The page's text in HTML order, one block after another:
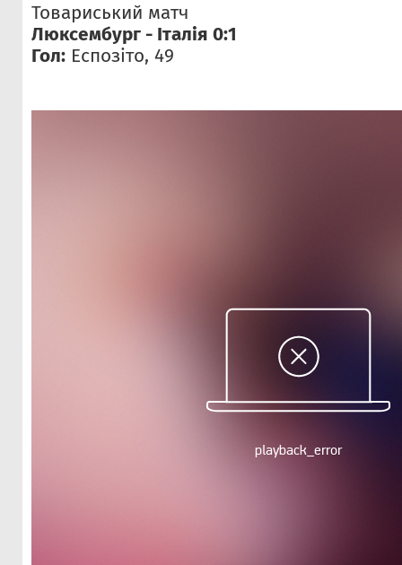
Товариський матч
Люксембург - Італія 0:1
Гол: Еспозіто, 49